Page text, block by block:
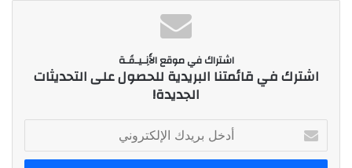
اشتراك في موقع الأَنِـيـقَـة
اشترك في قائمتنا البريدية للحصول على التحديثات
الجديدة!
خ